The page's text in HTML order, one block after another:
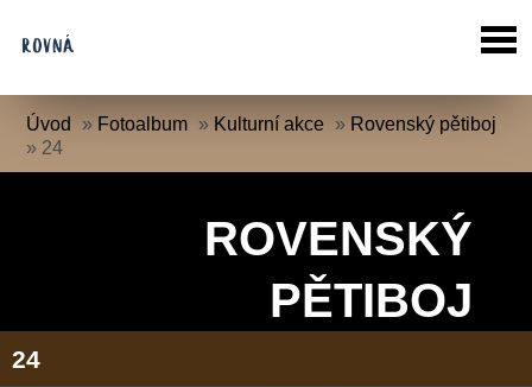
Úvod » Fotoalbum » Kulturní akce » Rovenský pětiboj
» 24
ROVENSKÝ
PĚTIBOJ
24